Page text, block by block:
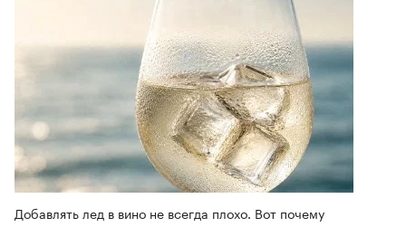
Добавлять лед в вино не всегда плохо. Вот почему